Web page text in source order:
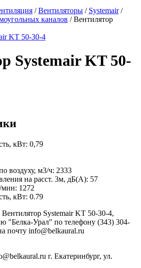
/Вентиляторы / Systemair /
каналов /Вентилятор
Systemair KT 50-
кВт: 0,79
воздуху, м3/ч: 2333
на расст. 3м, дБ(А): 57
мин: 1272
кВт: 0.79
Systemair KT 50-30-4,
"Белка-Урал" по телефону (343) 304-
почту info@belkaural.ru
г. Екатеринбург, ул.